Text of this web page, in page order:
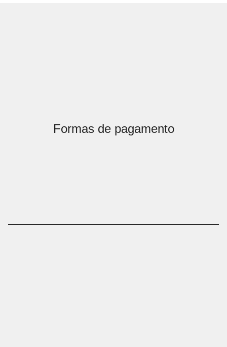
Formas de pagamento